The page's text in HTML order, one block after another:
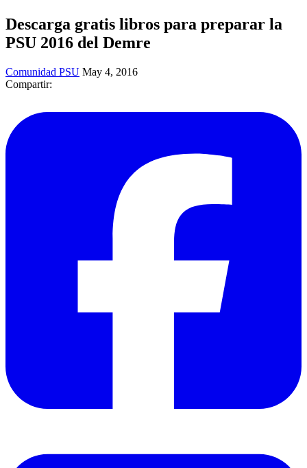
Descarga gratis libros para preparar la
PSU 2016 del Demre
Comunidad PSU May 4, 2016
Compartir: